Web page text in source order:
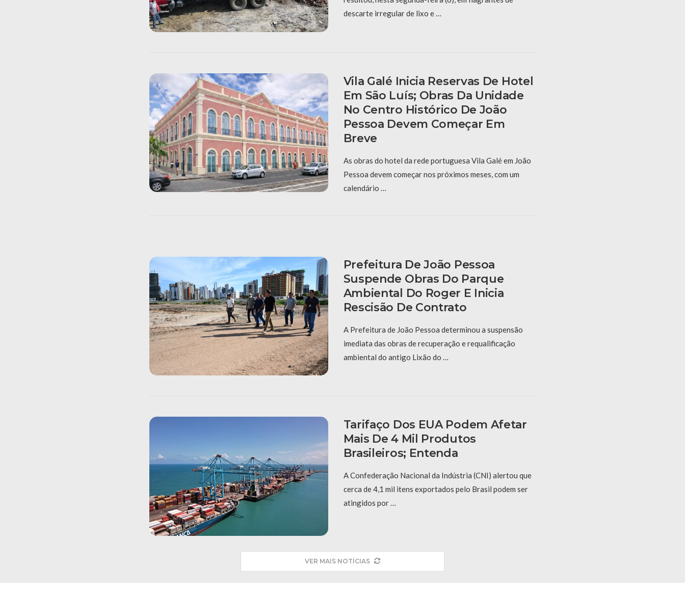
descarte irregular de lixo e …
Vila Galé Inicia Reservas De Hotel
Em São Luís; Obras Da Unidade
No Centro Histórico De João
Pessoa Devem Começar Em
Breve
As obras do hotel da rede portuguesa Vila Galé em João
Pessoa devem começar nos próximos meses, com um
calendário …
Prefeitura De João Pessoa
Suspende Obras Do Parque
Ambiental Do Roger E Inicia
Rescisão De Contrato
A Prefeitura de João Pessoa determinou a suspensão
imediata das obras de recuperação e requalificação
ambiental do antigo Lixão do …
Tarifaço Dos EUA Podem Afetar
Mais De 4 Mil Produtos
Brasileiros; Entenda
A Confederação Nacional da Indústria (CNI) alertou que
cerca de 4,1 mil itens exportados pelo Brasil podem ser
atingidos por …
VER MAIS NOTÍCIAS